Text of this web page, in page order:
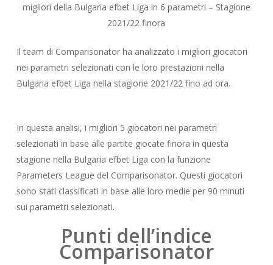
migliori della Bulgaria efbet Liga in 6 parametri – Stagione
2021/22 finora
Il team di Comparisonator ha analizzato i migliori giocatori
nei parametri selezionati con le loro prestazioni nella
Bulgaria efbet Liga nella stagione 2021/22 fino ad ora.
In questa analisi, i migliori 5 giocatori nei parametri
selezionati in base alle partite giocate finora in questa
stagione nella Bulgaria efbet Liga con la funzione
Parameters League del Comparisonator. Questi giocatori
sono stati classificati in base alle loro medie per 90 minuti
sui parametri selezionati.
Punti dell’indice
Comparisonator